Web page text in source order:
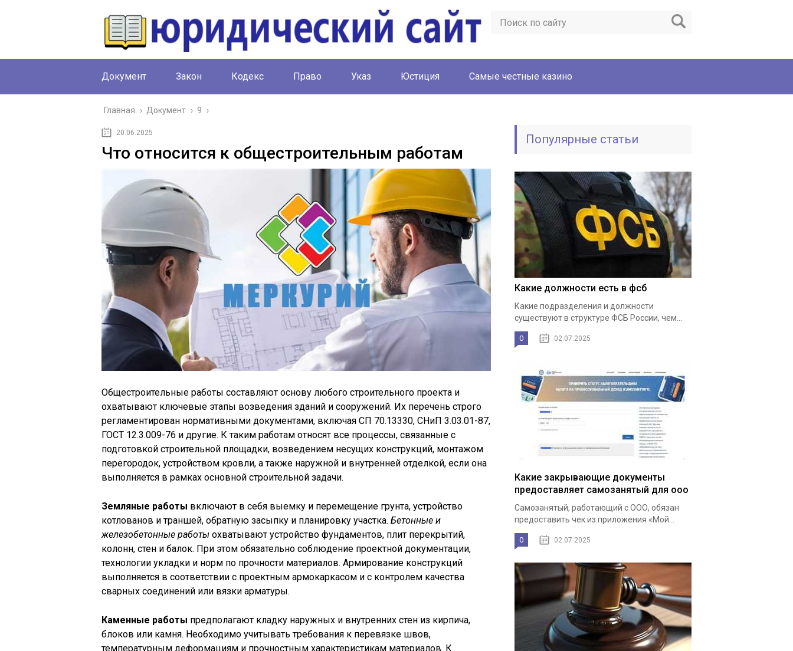
Документ Закон Кодекс Право Указ Юстиция Cамые честные казино
Главная › Документ › 9 ›
20.06.2025
Что относится к общестроительным работам
Общестроительные работы составляют основу любого строительного проекта и
охватывают ключевые этапы возведения зданий и сооружений. Их перечень строго
регламентирован нормативными документами, включая СП 70.13330, СНиП 3.03.01-87,
ГОСТ 12.3.009-76 и другие. К таким работам относят все процессы, связанные с
подготовкой строительной площадки, возведением несущих конструкций, монтажом
перегородок, устройством кровли, а также наружной и внутренней отделкой, если она
выполняется в рамках основной строительной задачи.
Земляные работы включают в себя выемку и перемещение грунта, устройство
котлованов и траншей, обратную засыпку и планировку участка. Бетонные и
железобетонные работы охватывают устройство фундаментов, плит перекрытий,
колонн, стен и балок. При этом обязательно соблюдение проектной документации,
технологии укладки и норм по прочности материалов. Армирование конструкций
выполняется в соответствии с проектным армокаркасом и с контролем качества
сварных соединений или вязки арматуры.
Каменные работы предполагают кладку наружных и внутренних стен из кирпича,
блоков или камня. Необходимо учитывать требования к перевязке швов,
температурным деформациям и прочностным характеристикам материалов. К
Популярные статьи
Какие должности есть в фсб
Какие подразделения и должности
существуют в структуре ФСБ России, чем...
0 02.07.2025
Какие закрывающие документы
предоставляет самозанятый для ооо
Самозанятый, работающий с ООО, обязан
предоставить чек из приложения «Мой...
0 02.07.2025